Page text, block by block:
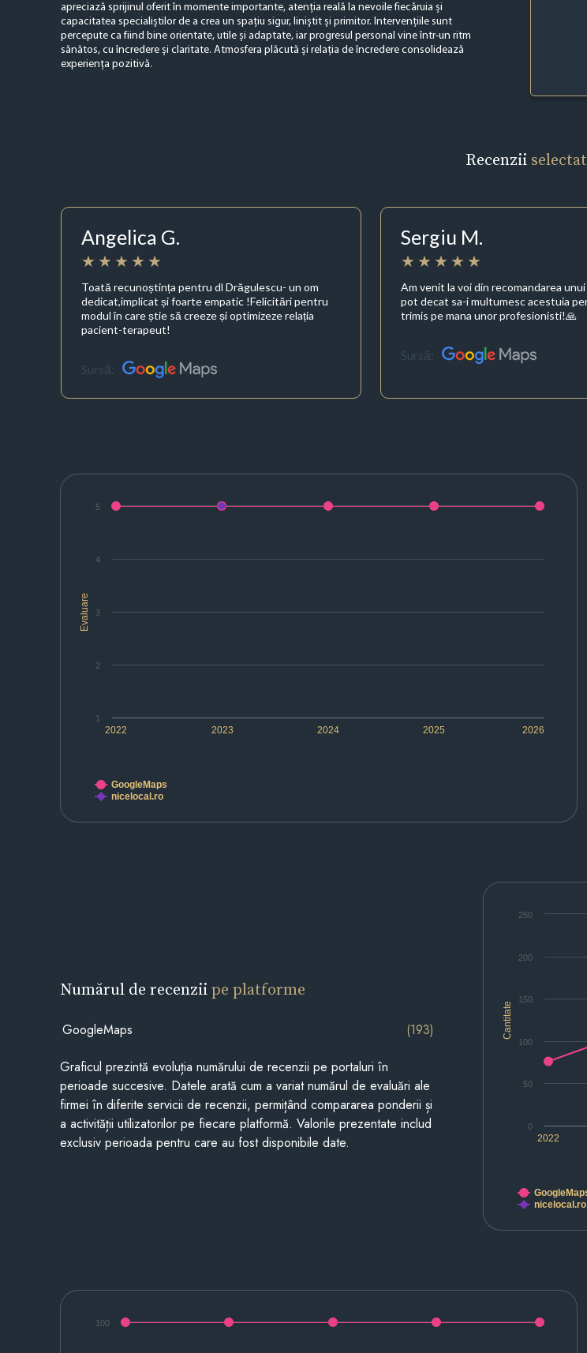
apreciază sprijinul oferit în momente importante, atenția reală la nevoile fiecăruia și
capacitatea specialiștilor de a crea un spațiu sigur, liniștit și primitor. Intervențiile sunt
percepute ca fiind bine orientate, utile și adaptate, iar progresul personal vine într-un ritm
sănătos, cu încredere și claritate. Atmosfera plăcută și relația de încredere consolidează
experiența pozitivă.
Recenzii
Angelica G.
Toată recunoștința pentru dl Drăgulescu- un om
dedicat,implicat și foarte empatic !Felicitări pentru
modul în care știe să creeze și optimizeze relația
pacient-terapeut!
Sursă:
Sergiu M.
Am venit la voi din recomandarea
pot decat sa-i multumesc acestuia
trimis pe mana unor profesionisti!🙏
Sursă:
Evaluare
2022 2023 2024 2025 2026
1
2
3
4
5
GoogleMaps
nicelocal.ro
Cantitate
2022
0
50
100
150
200
250
nicelocal.ro
Numărul de recenziipe platforme
GoogleMaps (193)
Graficul prezintă evoluția numărului de recenzii pe portaluri în
perioade succesive. Datele arată cum a variat numărul de evaluări ale
firmei în diferite servicii de recenzii, permițând compararea ponderii și
a activității utilizatorilor pe fiecare platformă. Valorile prezentate includ
exclusiv perioada pentru care au fost disponibile date.
100